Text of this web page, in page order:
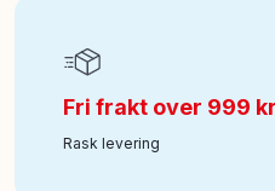
Fri frakt over 999 kr
Rask levering